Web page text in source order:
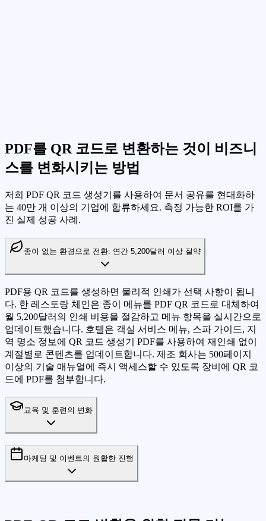
PDF를 QR 코드로 변환하는 것이 비즈니
스를 변화시키는 방법
저희 PDF QR 코드 생성기를 사용하여 문서 공유를 현대화하
는 40만 개 이상의 기업에 합류하세요. 측정 가능한 ROI를 가
진 실제 성공 사례.
종이 없는 환경으로 전환: 연간 5,200달러 이상 절약
PDF용 QR 코드를 생성하면 물리적 인쇄가 선택 사항이 됩니
다. 한 레스토랑 체인은 종이 메뉴를 PDF QR 코드로 대체하여
월 5,200달러의 인쇄 비용을 절감하고 메뉴 항목을 실시간으로
업데이트했습니다. 호텔은 객실 서비스 메뉴, 스파 가이드, 지
역 명소 정보에 QR 코드 생성기 PDF를 사용하여 재인쇄 없이
계절별로 콘텐츠를 업데이트합니다. 제조 회사는 500페이지
이상의 기술 매뉴얼에 즉시 액세스할 수 있도록 장비에 QR 코
드에 PDF를 첨부합니다.
교육 및 훈련의 변화
마케팅 및 이벤트의 원활한 진행